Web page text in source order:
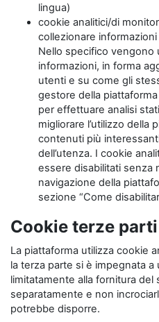
lingua)
cookie analitici/di
collezionare informazioni
Nello specifico vengono
informazioni, in forma
utenti e su come gli
gestore della
per effettuare analisi
migliorare l’utilizzo della
contenuti più
dell’utenza. I cookie
essere disabilitati senza
navigazione della
sezione “Come
Cookie terze parti
La piattaforma utilizza cookie
la terza parte si è impegnata a
limitatamente alla fornitura
separatamente e non
potrebbe disporre.